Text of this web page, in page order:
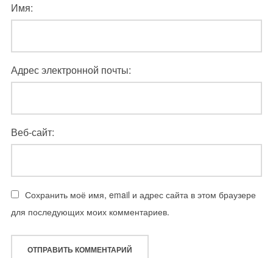
Имя:
Адрес электронной почты:
Веб-сайт:
Сохранить моё имя, email и адрес сайта в этом браузере
для последующих моих комментариев.